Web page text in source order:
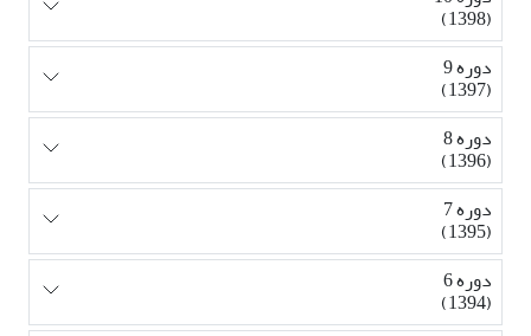
(1398)
دوره 9
(1397)
دوره 8
(1396)
دوره 7
(1395)
دوره 6
(1394)